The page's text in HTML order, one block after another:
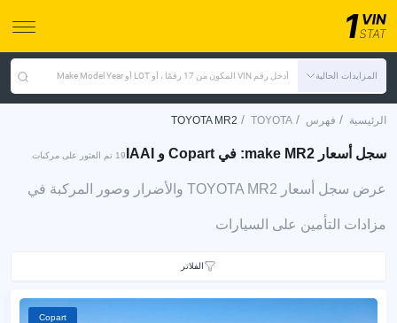
المزايدات الحالية أدخل رقم VIN المكون من 17 رقمًا ، أو LOT أو Make Model Year
الرئيسية / فهرس /
TOYOTA
/
TOYOTA MR2
سجل أسعار make MR2: في Copart و IAAI 19 تم العثور على مركبات
عرض سجل أسعار TOYOTA MR2 والأضرار وصور المركبة في
مزادات التأمين على السيارات
الفلاتر
Copart